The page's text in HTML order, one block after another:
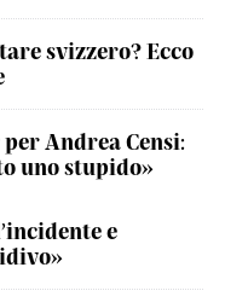
svizzero? Ecco
Andrea Censi:
uno stupido»
e